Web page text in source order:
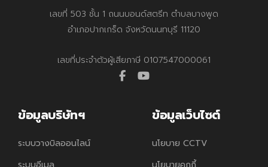
เลขที่ 503 ชั้น 1 ถนนบอนด์สตรีท ตำบลบางพูด
อำเภอปากเกร็ด จังหวัดนนทบุรี 11120
เลขที่ประจำตัวผู้เสียภาษี 0107547000061
facebookyoutube
ข้อมูลบริษัทฯ
ระบบวางบิลออนไลน์
ข้อมูลเว็บไซต์
นโยบาย CCTV